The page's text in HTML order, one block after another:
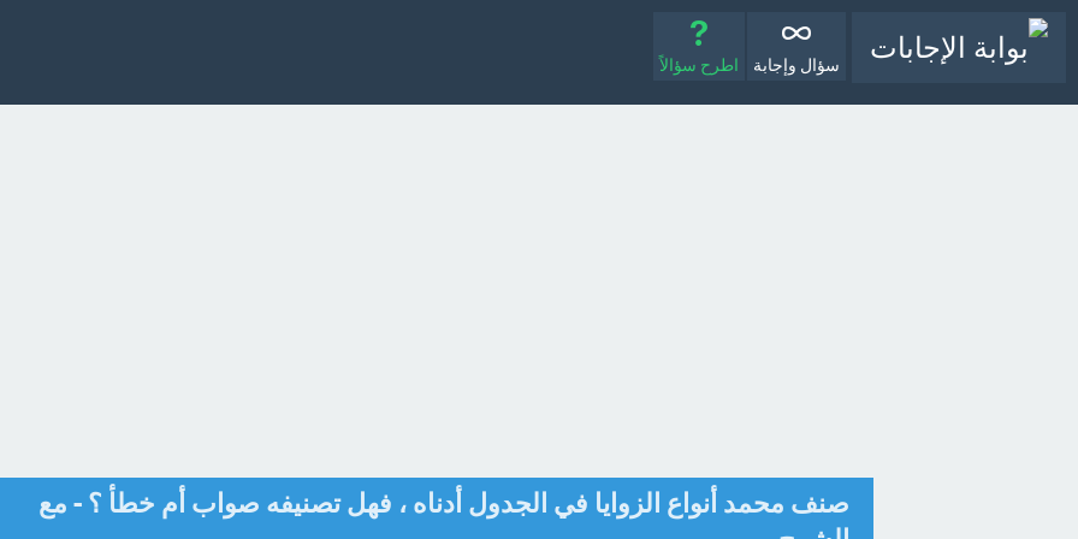
سؤال وإجابة اطرح سؤالاً
صنف محمد أنواع الزوايا في الجدول أدناه ، فهل تصنيفه صواب أم خطأ ؟ - مع